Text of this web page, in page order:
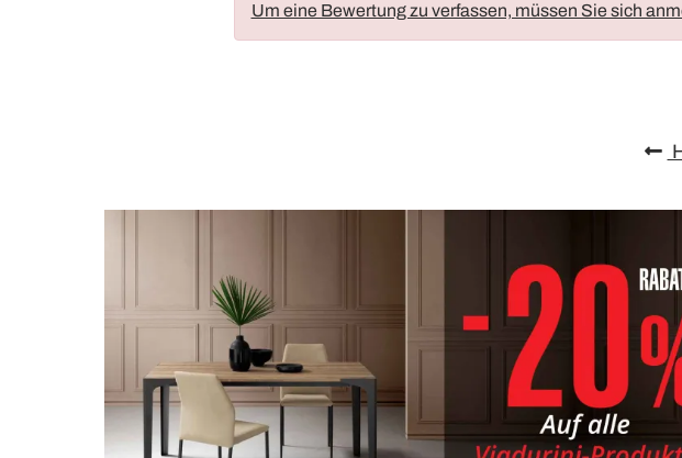
Um eine Bewertung zu verfassen, müssen Sie sich